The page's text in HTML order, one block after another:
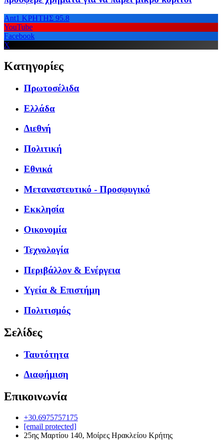
Ant1 ΚΡΗΤΗΣ 95.8
YouTube
Facebook
X
Κατηγορίες
Πρωτοσέλιδα
Ελλάδα
Διεθνή
Πολιτική
Εθνικά
Μεταναστευτικό - Προσφυγικό
Εκκλησία
Οικονομία
Τεχνολογία
Περιβάλλον & Ενέργεια
Υγεία & Επιστήμη
Πολιτισμός
Σελίδες
Ταυτότητα
Διαφήμιση
Επικοινωνία
+30.6975757175
[email protected]
25ης Μαρτίου 140, Μοίρες Ηρακλείου Κρήτης